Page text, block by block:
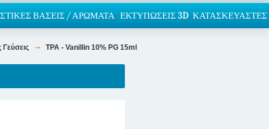
ΒΆΣΕΙΣ / ΑΡΏΜΑΤΑ ΕΚΤΥΠΏΣΕΙΣ 3D ΚΑΤΑΣΚΕΥΑΣΤΕΣ
Γεύσεις TPA - Vanillin 10% PG 15ml